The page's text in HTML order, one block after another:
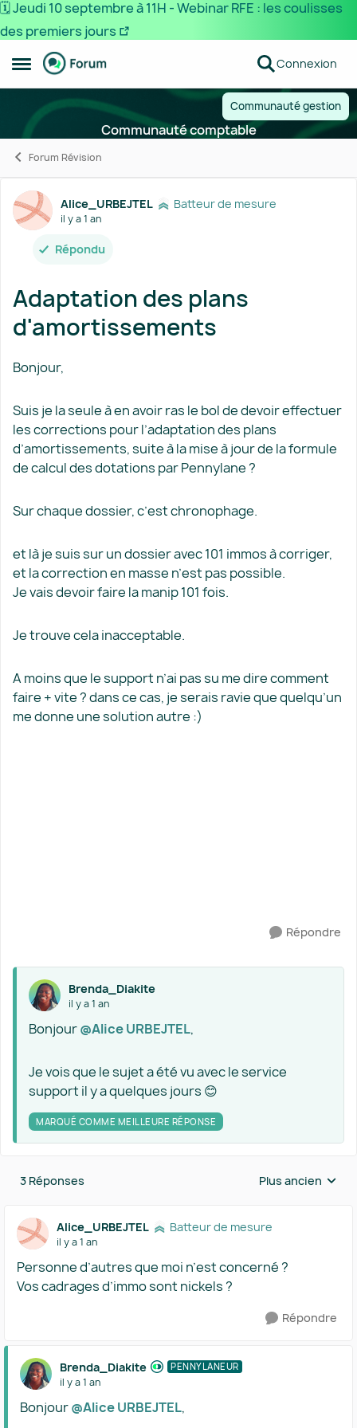
🗓️ Jeudi 10 septembre à 11H - Webinar RFE : les coulisses
des premiers jours
Ouvrir Menu Latéral
Passer au contenu Connexion
Communauté gestion
Communauté comptable
Forum Révision
Forum Discussion
Alice_URBEJTEL Batteur de mesure
il y a 1 an
Répondu
Adaptation des plans
d'amortissements
Bonjour,
Suis je la seule à en avoir ras le bol de devoir effectuer
les corrections pour l’adaptation des plans
d’amortissements, suite à la mise à jour de la formule
de calcul des dotations par Pennylane ?
Sur chaque dossier, c’est chronophage.
et là je suis sur un dossier avec 101 immos à corriger,
et la correction en masse n’est pas possible.
Je vais devoir faire la manip 101 fois.
Je trouve cela inacceptable.
A moins que le support n’ai pas su me dire comment
faire + vite ? dans ce cas, je serais ravie que quelqu’un
me donne une solution autre :)
Répondre
Brenda_Diakite
il y a 1 an
Bonjour ​@Alice URBEJTEL,
Je vois que le sujet a été vu avec le service
support il y a quelques jours 😊
MARQUÉ COMME MEILLEURE RÉPONSE
3 Réponses Réponses triées
Plus ancien
Alice_URBEJTEL Batteur de mesure
il y a 1 an
Personne d’autres que moi n’est concerné ?
Vos cadrages d’immo sont nickels ?
Répondre
Brenda_Diakite PENNYLANEUR
il y a 1 an
Bonjour ​@Alice URBEJTEL,